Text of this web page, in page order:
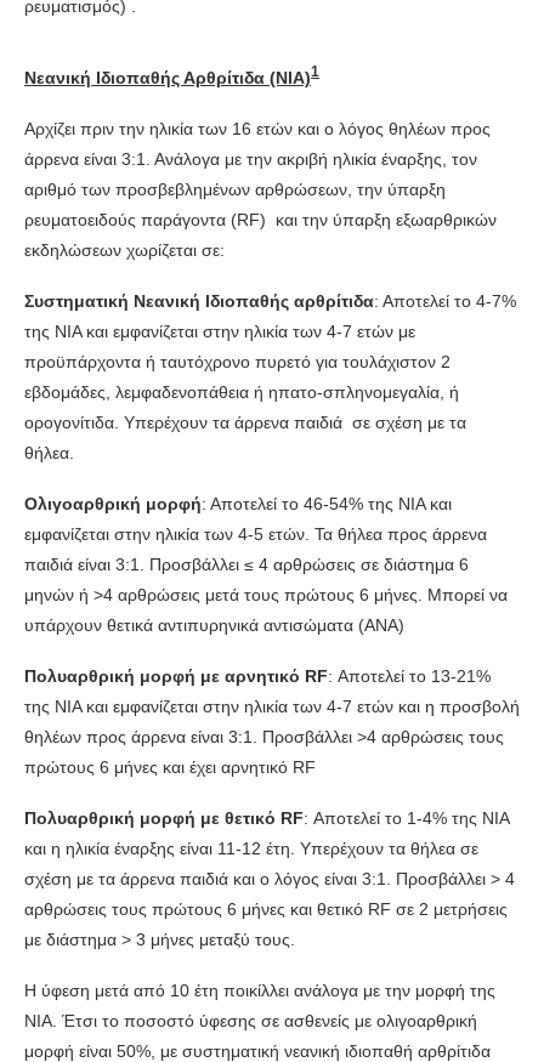
ρευματισμός) .
Νεανική Ιδιοπαθής Αρθρίτιδα (ΝΙΑ)1
Αρχίζει πριν την ηλικία των 16 ετών και ο λόγος θηλέων προς
άρρενα είναι 3:1. Ανάλογα με την ακριβή ηλικία έναρξης, τον
αριθμό των προσβεβλημένων αρθρώσεων, την ύπαρξη
ρευματοειδούς παράγοντα (RF) και την ύπαρξη εξωαρθρικών
εκδηλώσεων χωρίζεται σε:
Συστηματική Νεανική Ιδιοπαθής αρθρίτιδα: Αποτελεί το 4-7%
της ΝΙΑ και εμφανίζεται στην ηλικία των 4-7 ετών με
προϋπάρχοντα ή ταυτόχρονο πυρετό για τουλάχιστον 2
εβδομάδες, λεμφαδενοπάθεια ή ηπατο-σπληνομεγαλία, ή
ορογονίτιδα. Υπερέχουν τα άρρενα παιδιά σε σχέση με τα
θήλεα.
Ολιγοαρθρική μορφή: Αποτελεί το 46-54% της ΝΙΑ και
εμφανίζεται στην ηλικία των 4-5 ετών. Τα θήλεα προς άρρενα
παιδιά είναι 3:1. Προσβάλλει ≤ 4 αρθρώσεις σε διάστημα 6
μηνών ή >4 αρθρώσεις μετά τους πρώτους 6 μήνες. Μπορεί να
υπάρχουν θετικά αντιπυρηνικά αντισώματα (ΑΝΑ)
Πολυαρθρική μορφή με αρνητικό RF: Αποτελεί το 13-21%
της ΝΙΑ και εμφανίζεται στην ηλικία των 4-7 ετών και η προσβολή
θηλέων προς άρρενα είναι 3:1. Προσβάλλει >4 αρθρώσεις τους
πρώτους 6 μήνες και έχει αρνητικό RF
Πολυαρθρική μορφή με θετικό RF: Αποτελεί το 1-4% της ΝΙΑ
και η ηλικία έναρξης είναι 11-12 έτη. Υπερέχουν τα θήλεα σε
σχέση με τα άρρενα παιδιά και ο λόγος είναι 3:1. Προσβάλλει > 4
αρθρώσεις τους πρώτους 6 μήνες και θετικό RF σε 2 μετρήσεις
με διάστημα > 3 μήνες μεταξύ τους.
Η ύφεση μετά από 10 έτη ποικίλλει ανάλογα με την μορφή της
ΝΙΑ. Έτσι το ποσοστό ύφεσης σε ασθενείς με ολιγοαρθρική
μορφή είναι 50%, με συστηματική νεανική ιδιοπαθή αρθρίτιδα